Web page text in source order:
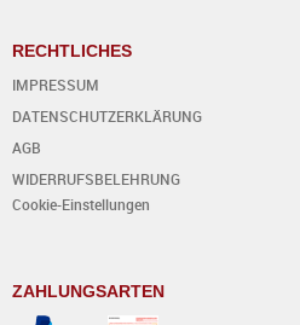
RECHTLICHES
IMPRESSUM
DATENSCHUTZERKLÄRUNG
AGB
WIDERRUFSBELEHRUNG
Cookie-Einstellungen
ZAHLUNGSARTEN